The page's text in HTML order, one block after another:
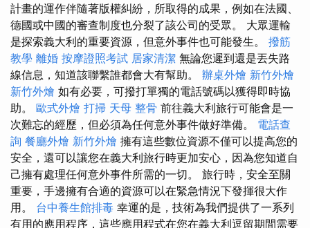
計畫的運作伴隨著版權糾紛，所取得的成果，例如在法國、
德國或中國的審查制度也分裂了該公司的受眾。 大眾運輸
是探索義大利的重要資源，但意外事件也可能發生。 撥筋
教學 離婚 按摩證照考試 居家清潔 無論您遲到還是丟失路
線信息，知道該聯繫誰都會大有幫助。 辦桌外燴 新竹外燴
新竹外燴 如有必要，可撥打單獨的電話號碼以獲得即時協
助。 歐式外燴 打掃 天母 整骨 前往義大利旅行可能會是一
次難忘的經歷，但必須為任何意外事件做好準備。 電話查
詢 餐廳外燴 新竹外燴 擁有這些數位資源不僅可以提高您的
安全，還可以讓您在義大利旅行時更加安心，因為您知道自
己擁有處理任何意外事件所需的一切。 旅行時，安全至關
重要，手邊擁有合適的資源可以在緊急情況下發揮很大作
用。 台中養生館排毒 幸運的是，技術為我們提供了一系列
有用的應用程序，這些應用程式在您在義大利逗留期間需要